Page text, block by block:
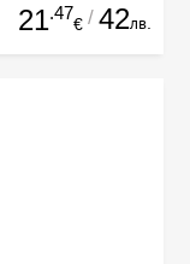
21.47
€ / 42лв.